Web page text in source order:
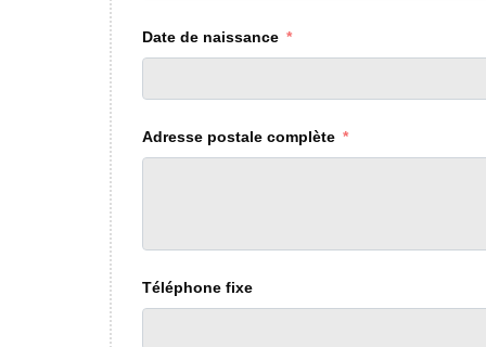
Date de naissance
Adresse postale complète
Téléphone fixe